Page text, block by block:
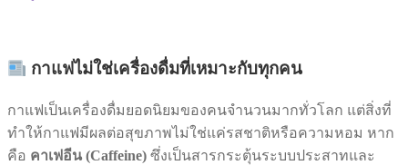
กาแฟไม่ใช่เครื่องดื่มที่เหมาะกับทุกคน
กาแฟเป็นเครื่องดื่มยอดนิยมของคนจำนวนมากทั่วโลก แต่สิ่งที่
ทำให้กาแฟมีผลต่อสุขภาพไม่ใช่แค่รสชาติหรือความหอม หาก
คือ คาเฟอีน (Caffeine) ซึ่งเป็นสารกระตุ้นระบบประสาทและ